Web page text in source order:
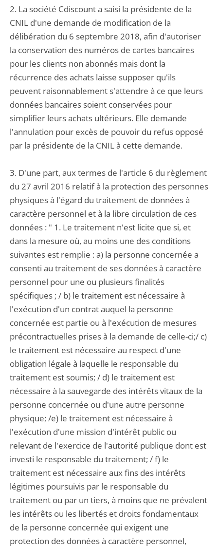
2. La société Cdiscount a saisi la présidente de la
CNIL d'une demande de modification de la
délibération du 6 septembre 2018, afin d'autoriser
la conservation des numéros de cartes bancaires
pour les clients non abonnés mais dont la
récurrence des achats laisse supposer qu'ils
peuvent raisonnablement s'attendre à ce que leurs
données bancaires soient conservées pour
simplifier leurs achats ultérieurs. Elle demande
l'annulation pour excès de pouvoir du refus opposé
par la présidente de la CNIL à cette demande.
3. D'une part, aux termes de l'article 6 du règlement
du 27 avril 2016 relatif à la protection des personnes
physiques à l'égard du traitement de données à
caractère personnel et à la libre circulation de ces
données : " 1. Le traitement n'est licite que si, et
dans la mesure où, au moins une des conditions
suivantes est remplie : a) la personne concernée a
consenti au traitement de ses données à caractère
personnel pour une ou plusieurs finalités
spécifiques ; / b) le traitement est nécessaire à
l'exécution d'un contrat auquel la personne
concernée est partie ou à l'exécution de mesures
précontractuelles prises à la demande de celle-ci;/ c)
le traitement est nécessaire au respect d'une
obligation légale à laquelle le responsable du
traitement est soumis; / d) le traitement est
nécessaire à la sauvegarde des intérêts vitaux de la
personne concernée ou d'une autre personne
physique; /e) le traitement est nécessaire à
l'exécution d'une mission d'intérêt public ou
relevant de l'exercice de l'autorité publique dont est
investi le responsable du traitement; / f) le
traitement est nécessaire aux fins des intérêts
légitimes poursuivis par le responsable du
traitement ou par un tiers, à moins que ne prévalent
les intérêts ou les libertés et droits fondamentaux
de la personne concernée qui exigent une
protection des données à caractère personnel,